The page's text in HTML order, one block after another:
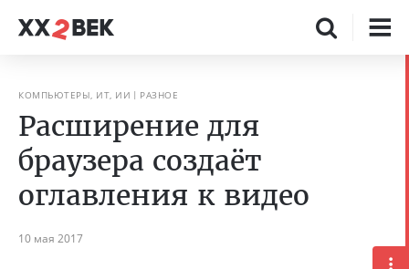
КОМПЬЮТЕРЫ, ИТ, ИИ РАЗНОЕ
Расширение для
браузера создаёт
оглавления к видео
10 мая 2017